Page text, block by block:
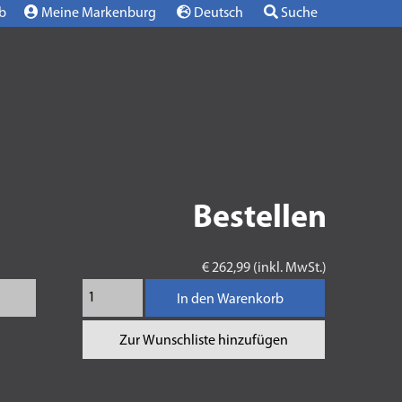
Meine Markenburg Deutsch Suche
Bestellen
€ 262,99 (inkl. MwSt.)
In den Warenkorb
Zur Wunschliste hinzufügen